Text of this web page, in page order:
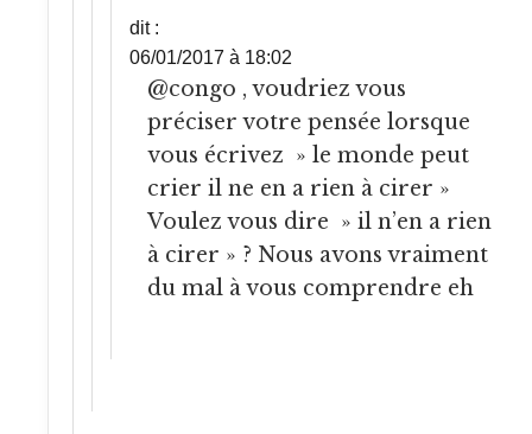
dit :
06/01/2017 à 18:02
@congo , voudriez vous
préciser votre pensée lorsque
vous écrivez » le monde peut
crier il ne en a rien à cirer »
Voulez vous dire » il n’en a rien
à cirer » ? Nous avons vraiment
du mal à vous comprendre eh